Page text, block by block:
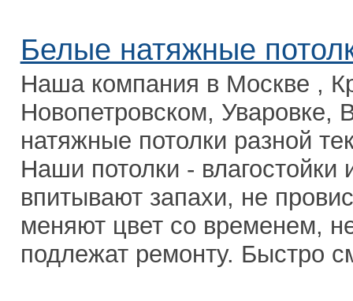
Белые натяжные
Наша компания в Москве ,
Новопетровском, Уваровке,
натяжные потолки разной
Наши потолки -
впитывают запахи, не
меняют цвет со временем,
подлежат ремонту. Быстро